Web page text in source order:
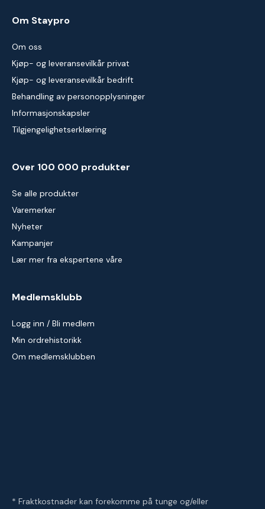
Om Staypro
Om oss
Kjøp- og leveransevilkår privat
Kjøp- og leveransevilkår bedrift
Behandling av personopplysninger
Informasjonskapsler
Tilgjengelighetserklæring
Over 100 000 produkter
Se alle produkter
Varemerker
Nyheter
Kampanjer
Lær mer fra ekspertene våre
Medlemsklubb
Logg inn / Bli medlem
Min ordrehistorikk
Om medlemsklubben
* Fraktkostnader kan forekomme på tunge og/eller